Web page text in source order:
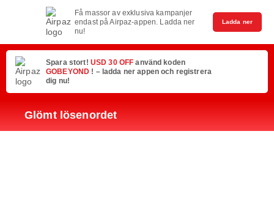
Få massor av exklusiva kampanjer
endast på Airpaz-appen. Ladda ner
nu!
Ladda ner
Spara stort! USD 30 OFFanvänd koden
GOBEYOND ! – ladda ner appen och registrera
dig nu!
Glömt lösenordet